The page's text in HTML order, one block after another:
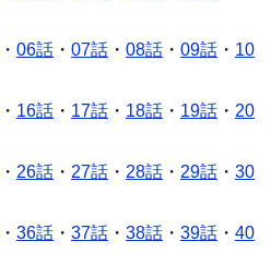
・ 06話 ・ 07話 ・ 08話 ・ 09話 ・ 10
・ 16話 ・ 17話 ・ 18話 ・ 19話 ・ 20
・ 26話 ・ 27話 ・ 28話 ・ 29話 ・ 30
・ 36話 ・ 37話 ・ 38話 ・ 39話 ・ 40